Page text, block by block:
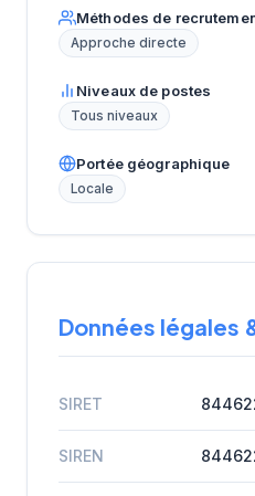
Méthodes de
Approche directe
Niveaux de postes
Tous niveaux
Portée géographique
Locale
Données légales
SIRET
SIREN